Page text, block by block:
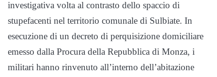
investigativa volta al contrasto dello spaccio di
stupefacenti nel territorio comunale di Sulbiate. In
esecuzione di un decreto di perquisizione domiciliare
emesso dalla Procura della Repubblica di Monza, i
militari hanno rinvenuto all’interno dell’abitazione